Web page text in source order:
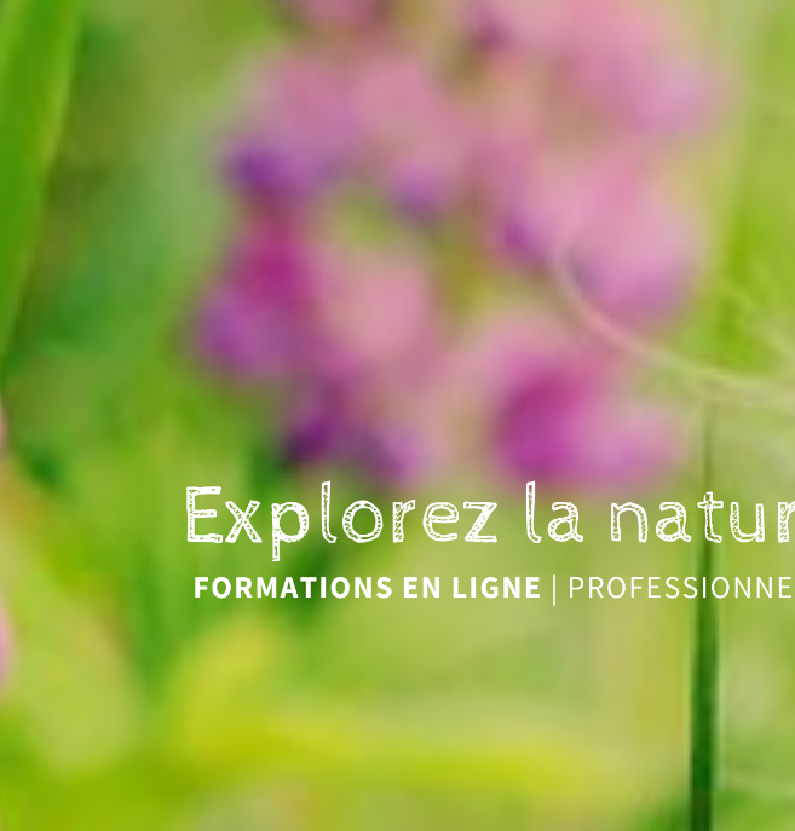
Eveil et Nature
Outils et Formations en ligne pour explorer la nature avec les enfants